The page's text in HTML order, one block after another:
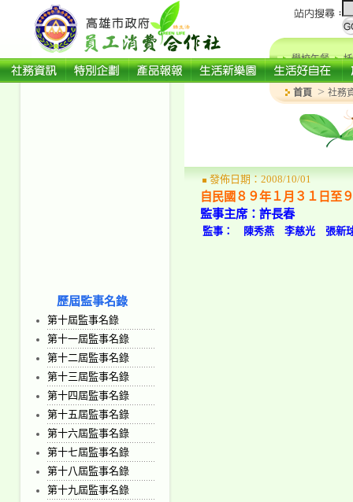
學校午餐
歷屆監事名錄
第十屆監事名錄
第十一屆監事名錄
第十二屆監事名錄
第十三屆監事名錄
第十四屆監事名錄
第十五屆監事名錄
第十六屆監事名錄
第十七屆監事名錄
第十八屆監事名錄
第十九屆監事名錄
首頁 > 社務
發佈日期：2008/10/01
自民國８９年１月３１日至
監事主席：許長春
監事： 陳秀燕 李慈光 張新